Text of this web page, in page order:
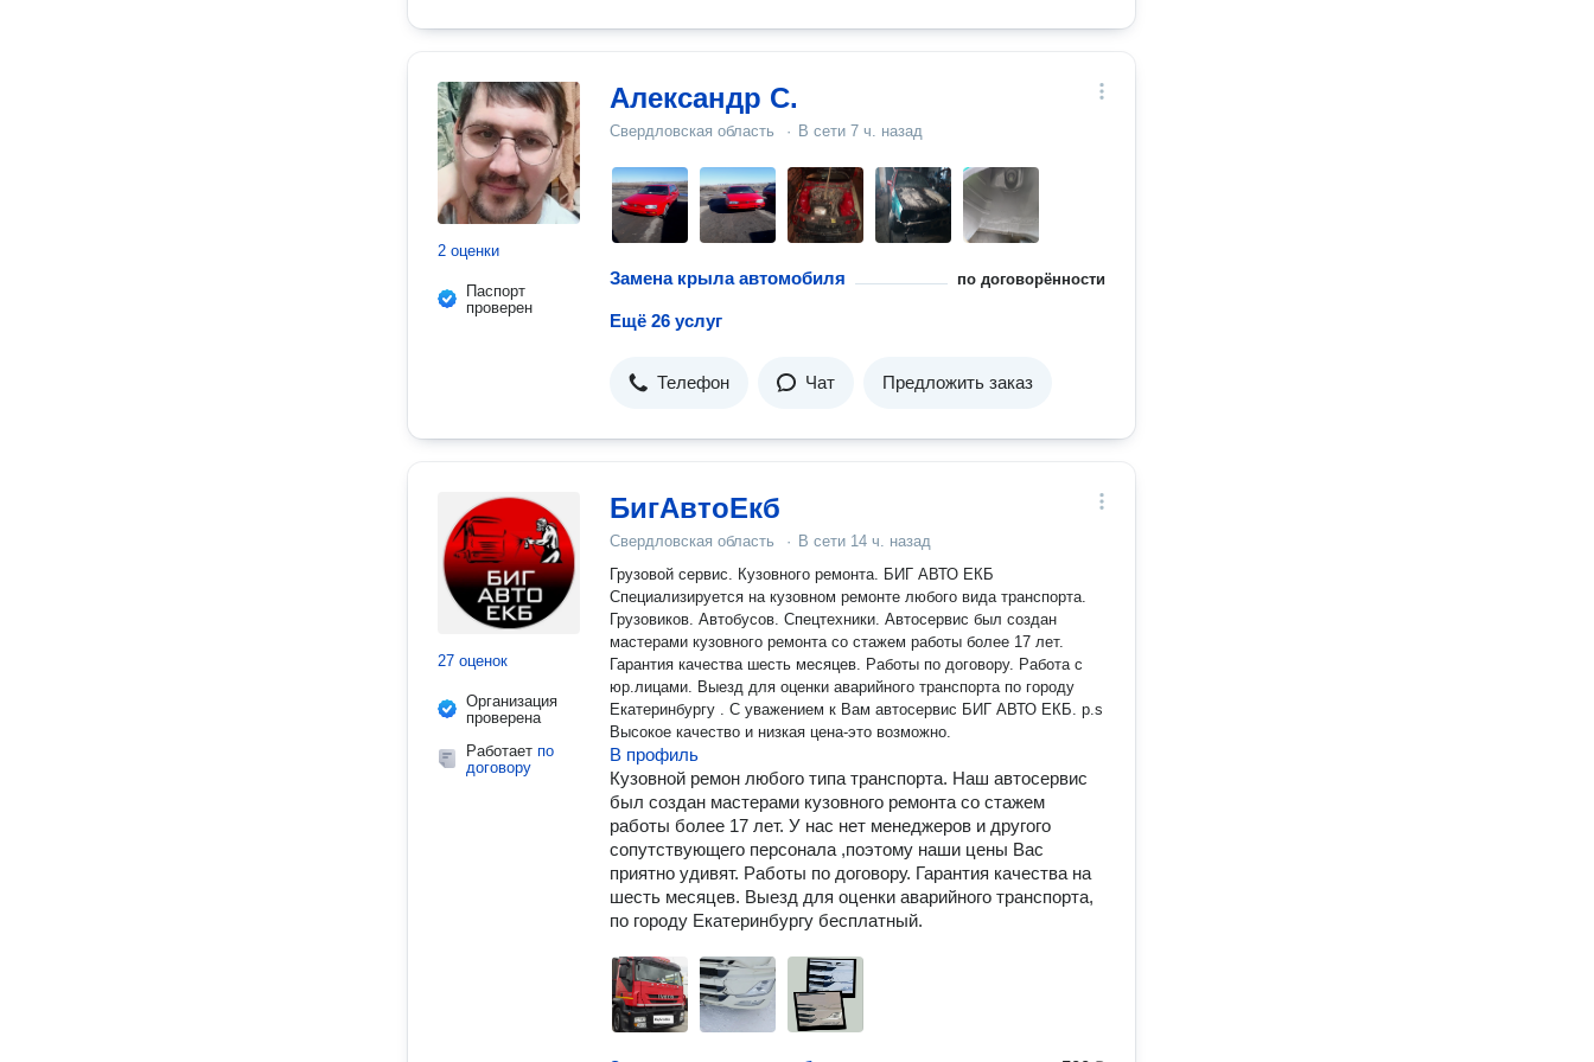
2 оценки
Паспорт
проверен
Александр С.
Свердловская область · В сети 7 ч. назад
Замена крыла автомобиля по договорённости
Ещё 26 услуг
Телефон Чат Предложить заказ
27 оценок
Организация
проверена
Работает по
договору
БигАвтоЕкб
Свердловская область · В сети 14 ч. назад
Грузовой сервис. Кузовного ремонта. БИГ АВТО ЕКБ
Специализируется на кузовном ремонте любого вида транспорта.
Грузовиков. Автобусов. Спецтехники. Автосервис был создан
мастерами кузовного ремонта со стажем работы более 17 лет.
Гарантия качества шесть месяцев. Работы по договору. Работа с
юр.лицами. Выезд для оценки аварийного транспорта по городу
Екатеринбургу . С уважением к Вам автосервис БИГ АВТО ЕКБ. p.s
Высокое качество и низкая цена-это возможно.
В профиль
Кузовной ремон любого типа транспорта. Наш автосервис
был создан мастерами кузовного ремонта со стажем
работы более 17 лет. У нас нет менеджеров и другого
сопутствующего персонала ,поэтому наши цены Вас
приятно удивят. Работы по договору. Гарантия качества на
шесть месяцев. Выезд для оценки аварийного транспорта,
по городу Екатеринбургу бесплатный.